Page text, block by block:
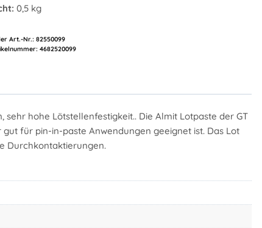
0,5 kg
Art.-Nr.: 82550099
4682520099
sehr hohe Lötstellenfestigkeit.. Die Almit Lotpaste der GT
für pin-in-paste Anwendungen geeignet ist. Das Lot
Durchkontaktierungen.